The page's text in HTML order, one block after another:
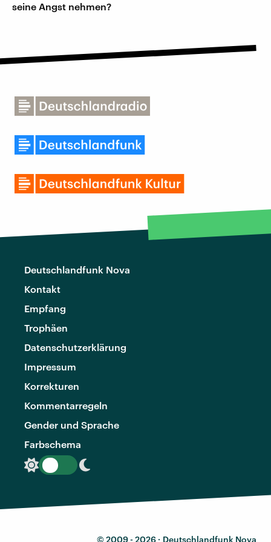
seine Angst nehmen?
Deutschlandfunk Nova
Kontakt
Empfang
Trophäen
Datenschutzerklärung
Impressum
Korrekturen
Kommentarregeln
Gender und Sprache
Farbschema
© 2009 - 2026 · Deutschlandfunk Nova